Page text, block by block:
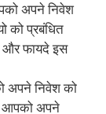
अपने निवेश
को प्रबंधित
और फायदे इस
निवेश को
आपको अपने